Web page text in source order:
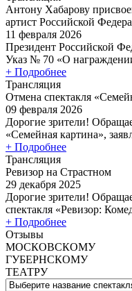
Антону Хабарову
артист Российской
11 февраля 2026
Президент Российской
Указ № 70 «О
+ Подробнее
Трансляция
Отмена спектакля
09 февраля 2026
Дорогие зрители!
«Семейная картина»,
+ Подробнее
Трансляция
Ревизор на Страстном
29 декабря 2025
Дорогие зрители!
спектакля «Ревизор:
+ Подробнее
Отзывы
МОСКОВСКОМУ
ГУБЕРНСКОМУ
ТЕАТРУ